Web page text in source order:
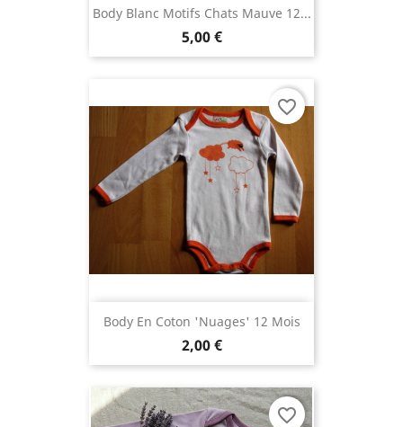
Body Blanc Motifs Chats Mauve 12...
5,00 €
Body En Coton 'nuages' 12 Mois
2,00 €
favorite_border
favorite_border